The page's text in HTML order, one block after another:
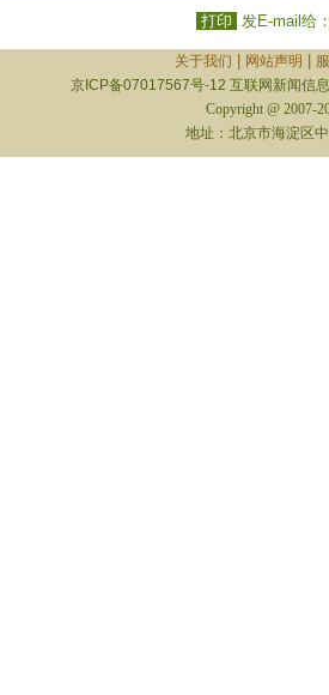
打印 发E-mail给
关于我们 网站声明
京ICP备07017567号-12 互联网新闻信
Copyright @ 2007-
地址：北京市海淀区